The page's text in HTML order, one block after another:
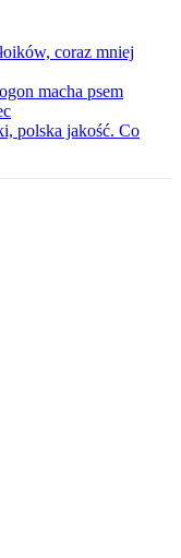
coraz mniej
macha psem
polska jakość. Co